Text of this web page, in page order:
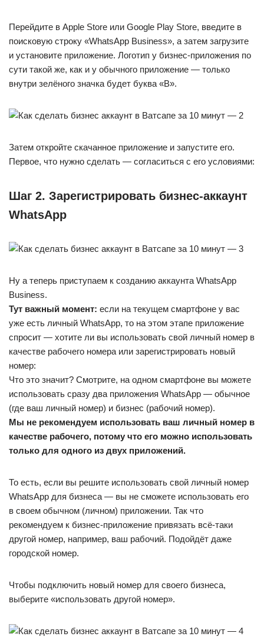
Перейдите в Apple Store или Google Play Store, введите в
поисковую строку «WhatsApp Business», а затем загрузите
и установите приложение. Логотип у бизнес-приложения по
сути такой же, как и у обычного приложение — только
внутри зелёного значка будет буква «B».
Затем откройте скачанное приложение и запустите его.
Первое, что нужно сделать — согласиться с его условиями:
Шаг 2. Зарегистрировать бизнес-аккаунт
WhatsApp
Ну а теперь приступаем к созданию аккаунта WhatsApp
Business.
Тут важный момент: если на текущем смартфоне у вас
уже есть личный WhatsApp, то на этом этапе приложение
спросит — хотите ли вы использовать свой личный номер в
качестве рабочего номера или зарегистрировать новый
номер:
Что это значит? Смотрите, на одном смартфоне вы можете
использовать сразу два приложения WhatsApp — обычное
(где ваш личный номер) и бизнес (рабочий номер).
Мы не рекомендуем использовать ваш личный номер в
качестве рабочего, потому что его можно использовать
только для одного из двух приложений.
То есть, если вы решите использовать свой личный номер
WhatsApp для бизнеса — вы не сможете использовать его
в своем обычном (личном) приложении. Так что
рекомендуем к бизнес-приложение привязать всё-таки
другой номер, например, ваш рабочий. Подойдёт даже
городской номер.
Чтобы подключить новый номер для своего бизнеса,
выберите «использовать другой номер».